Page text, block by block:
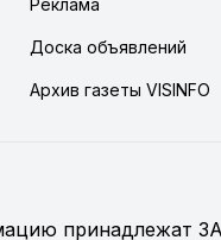
Реклама
Доска объявлений
Архив газеты VISINFO
принадлежат